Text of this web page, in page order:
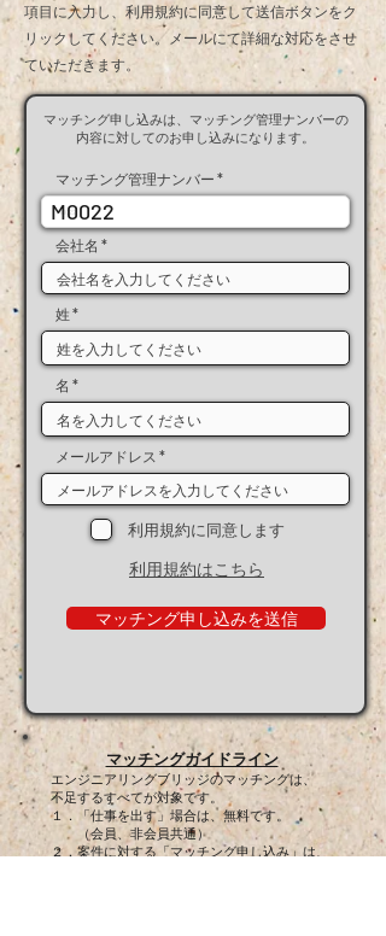
項目に入力し、利用規約に同意して送信ボタンをク
リックしてください。メールにて​詳細な対応をさせ
ていただきます。
マッチング申し込みは、マッチング管理ナンバーの
内容に対してのお申し込みになります。
マッチング管理ナンバー
M0022
会社名
姓
名
メールアドレス
利用規約に同意します
利用規約はこちら
マッチング申し込みを送信
マッチングガイドライン
エンジニアリングブリッジのマッチングは、
不足するすべてが対象です。
１．「仕事を出す」場合は、無料です。
（会員、非会員共通）
２．案件に対する「マッチング申し込み」は、